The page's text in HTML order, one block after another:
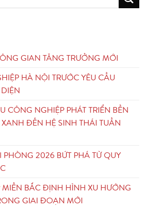
GIAN TĂNG TRƯỞNG MỚI
HÀ NỘI TRƯỚC YÊU CẦU
CÔNG NGHIỆP PHÁT TRIỂN BỀN
ĐẾN HỆ SINH THÁI TUẦN
2026 BỨT PHÁ TỪ QUY
BẮC ĐỊNH HÌNH XU HƯỚNG
GIAI ĐOẠN MỚI